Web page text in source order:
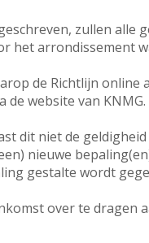
zullen alle
het arrondissement
de Richtlijn online
website van KNMG.
dit niet de geldigheid
nieuwe
gestalte wordt
over te dragen